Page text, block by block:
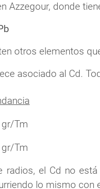
Azzegour, donde
otros elementos
asociado al Cd.
Tm
Tm
radios, el Cd no
lo mismo con